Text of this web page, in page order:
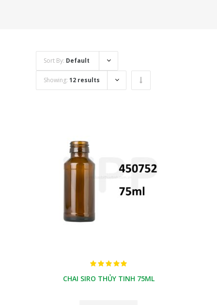
Sort By: Default
Showing: 12 results
CHAI SIRO THỦY TINH 75ML